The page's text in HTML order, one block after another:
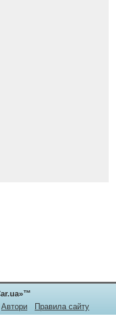
Автори
Правила сайту